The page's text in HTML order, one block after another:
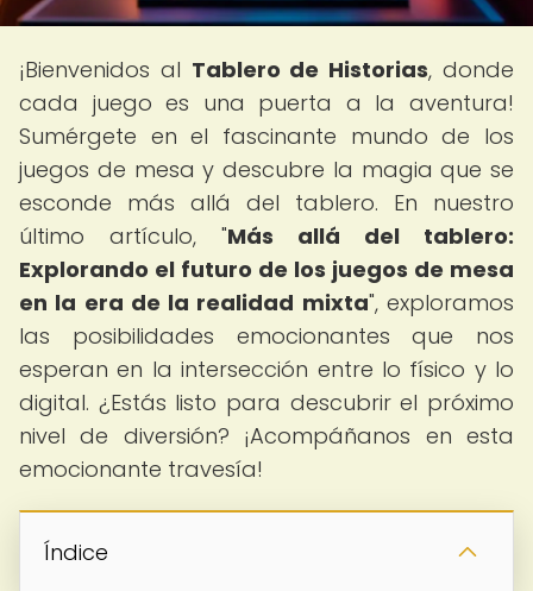
¡Bienvenidos al Tablero de Historias, donde
cada juego es una puerta a la aventura!
Sumérgete en el fascinante mundo de los
juegos de mesa y descubre la magia que se
esconde más allá del tablero. En nuestro
último artículo, "Más allá del tablero:
Explorando el futuro de los juegos de mesa
en la era de la realidad mixta", exploramos
las posibilidades emocionantes que nos
esperan en la intersección entre lo físico y lo
digital. ¿Estás listo para descubrir el próximo
nivel de diversión? ¡Acompáñanos en esta
emocionante travesía!
Índice